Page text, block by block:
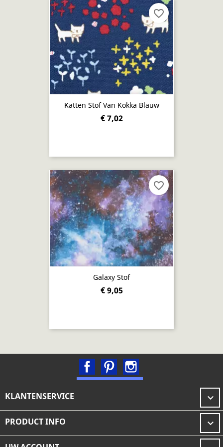
Katten Stof Van Kokka Blauw
€ 7,02
favorite_border
Galaxy Stof
€ 9,05
favorite_border
FacebookPinterest
KLANTENSERVICE 
PRODUCT INFO 